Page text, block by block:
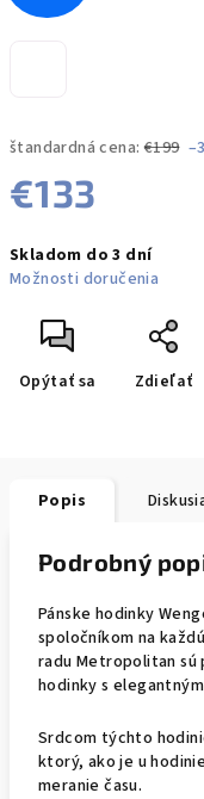
štandardná cena: €199
€133
cena:
Skladom do 3 dní
Možnosti doručenia
Opýtať sa Zdieľať
Popis
Podrobný
Pánske hodinky
spoločníkom na
radu Metropolitan sú
hodinky s
Srdcom týchto
ktorý, ako je u
meranie času.